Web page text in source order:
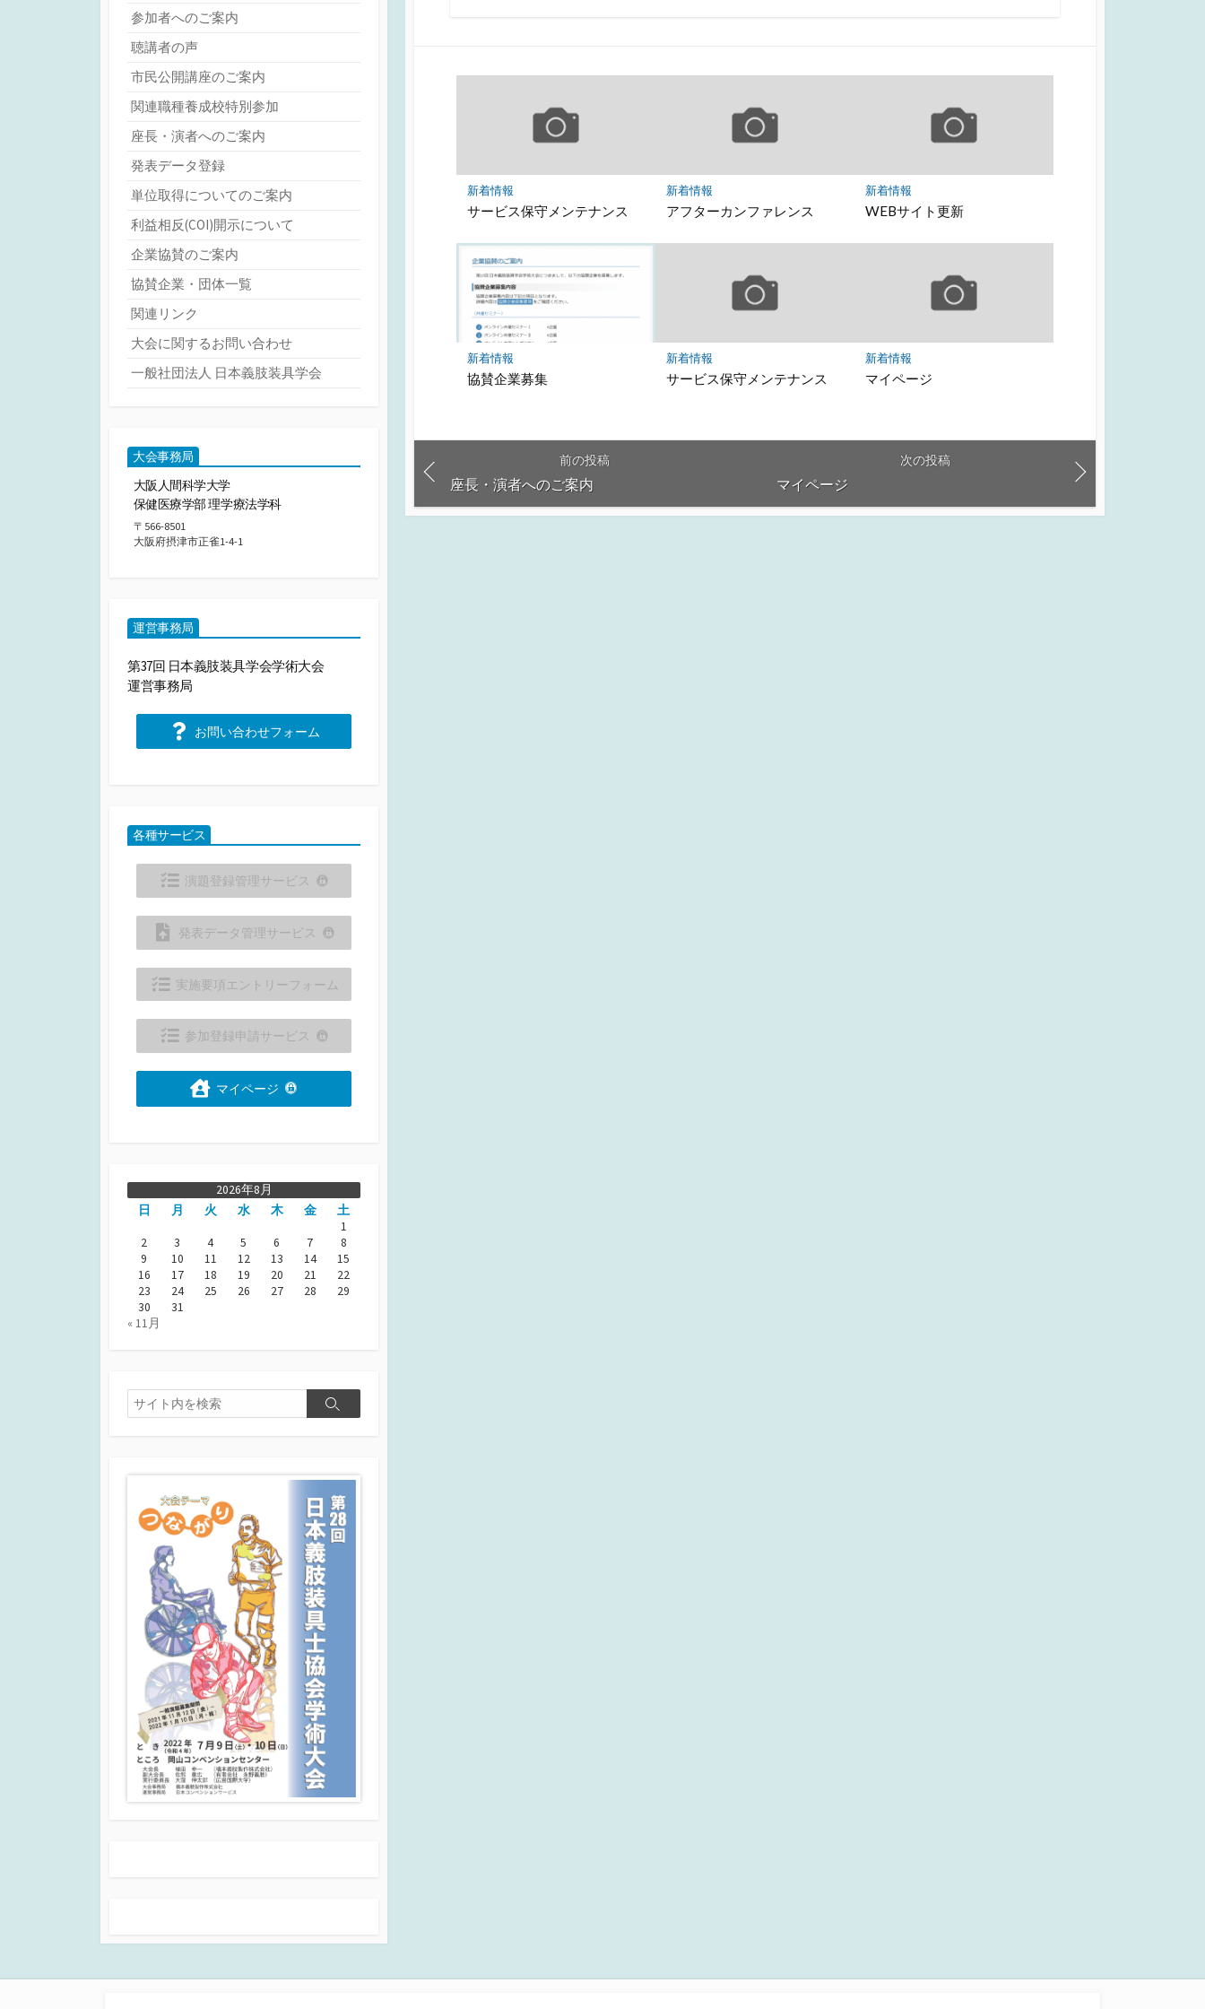
ム
新着情報
サービス保守メンテナンス
新着情報
アフターカンファレンス
新着情報
WEBサイト更新
新着情報
協賛企業募集
新着情報
サービス保守メンテナンス
新着情報
マイページ
前の投稿
座長・演者へのご案内
次の投稿
マイページ
参加者へのご案内
聴講者の声
市民公開講座のご案内
関連職種養成校特別参加
座長・演者へのご案内
発表データ登録
単位取得についてのご案内
利益相反(COI)開示について
企業協賛のご案内
協賛企業・団体一覧
関連リンク
大会に関するお問い合わせ
一般社団法人 日本義肢装具学会
大会事務局
大阪人間科学大学
保健医療学部 理学療法学科
〒566-8501
大阪府摂津市正雀1-4-1
運営事務局
第37回 日本義肢装具学会学術大会
運営事務局
お問い合わせフォーム
各種サービス
演題登録管理サービス
発表データ管理サービス
実施要項エントリーフォーム
参加登録申請サービス
マイページ
2026年8月
日
月 火 水 木 金
土
1
2
3 4 5 6 7
8
9
10 11 12 13 14
15
16
17 18 19 20 21
22
23
24 25 26 27 28
29
30
31
« 11月
検
索
検